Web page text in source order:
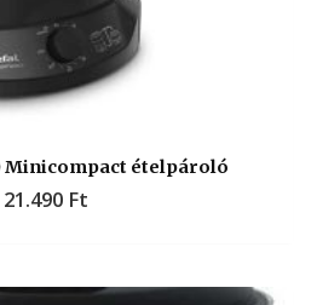
Minicompact ételpároló
21.490 Ft